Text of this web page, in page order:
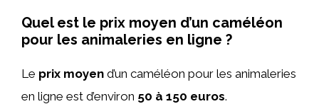
Quel est le prix moyen d’un caméléon
pour les animaleries en ligne ?
Le prix moyen d’un caméléon pour les animaleries
en ligne est d’environ 50 à 150 euros.